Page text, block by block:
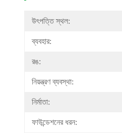
উৎপত্তি স্থল:
ব্যবহার:
রঙ:
নিয়ন্ত্রণ ব্যবস্থা:
নির্মাতা:
ফাউন্ডেশনের ধরন: